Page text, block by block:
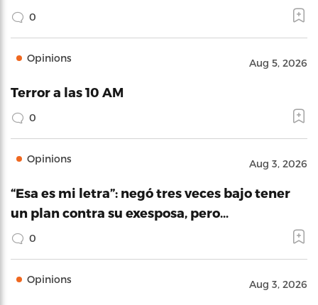
0
Opinions Aug 5, 2026
Terror a las 10 AM
0
Opinions Aug 3, 2026
“Esa es mi letra”: negó tres veces bajo tener
un plan contra su exesposa, pero…
0
Opinions Aug 3, 2026